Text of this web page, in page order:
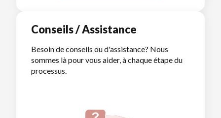
Conseils / Assistance
Besoin de conseils ou d'assistance? Nous
sommes là pour vous aider, à chaque étape du
processus.